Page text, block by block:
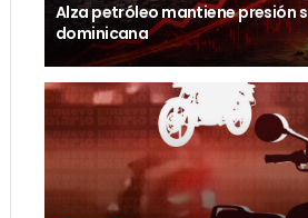
Alza petróleo mantiene presión
dominicana